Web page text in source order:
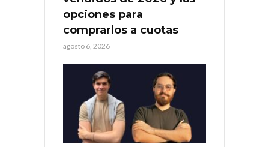
opciones para
comprarlos a cuotas
agosto 6, 2026